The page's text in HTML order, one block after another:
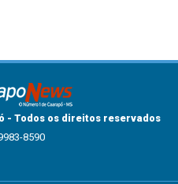
- Todos os direitos reservados
8590